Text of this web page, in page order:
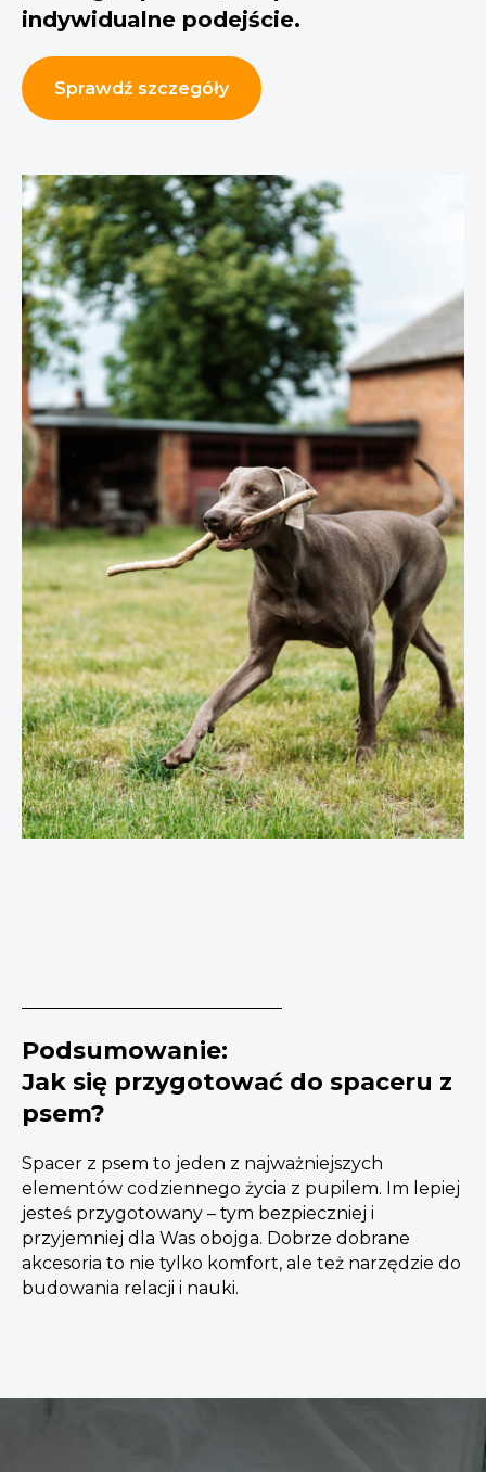
indywidualne podejście.
Sprawdź szczegóły
Podsumowanie:
Jak się przygotować do spaceru z
psem?
Spacer z psem to jeden z najważniejszych
elementów codziennego życia z pupilem. Im lepiej
jesteś przygotowany – tym bezpieczniej i
przyjemniej dla Was obojga. Dobrze dobrane
akcesoria to nie tylko komfort, ale też narzędzie do
budowania relacji i nauki.